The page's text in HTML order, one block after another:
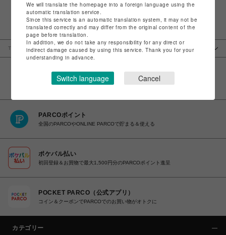
TOP culture Parco Movie
商品一覧：『EPiC／エピック エルヴィ
ス・プレスリー・イン・コンサート』
PARCOポイント
全国のPARCOやONLINE PARCOで貯まる＆使える
ポケパル払い
初回登録＆お買物で最大1,500円分のPARCOポイント進呈
POCKET PARCO（公式アプリ）
コイン＆クーポンでPARCOでのお買い物がオトクに
カテゴリー
We will translate the homepage into a foreign language using the
automatic translation service.
Since this service is an automatic translation system, it may not be
translated correctly and may differ from the original content of the
page before translation.
In addition, we do not take any responsibility for any direct or
indirect damage caused by using this service. Thank you for your
understanding in advance.
Switch language Cancel